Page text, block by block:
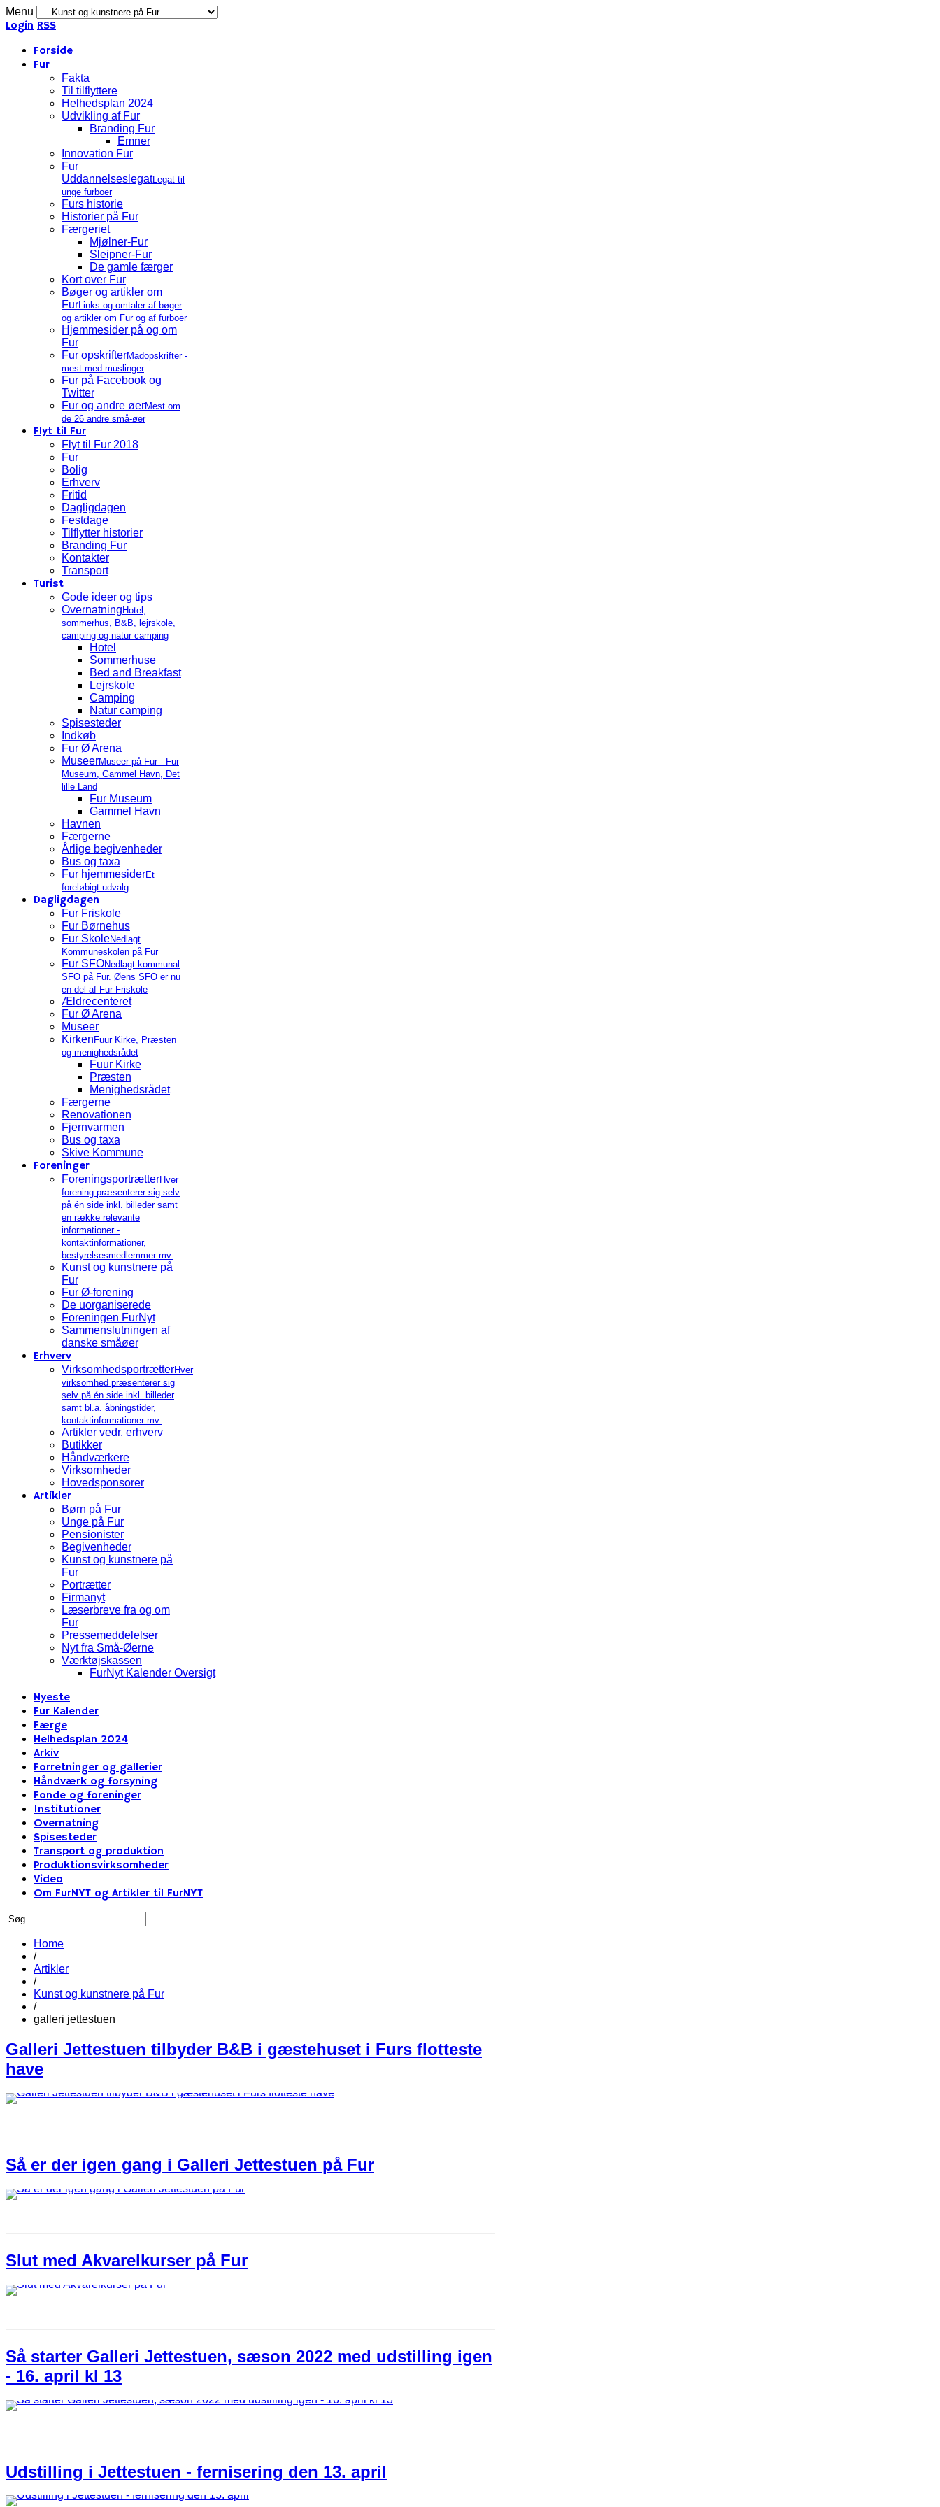
Menu
Login RSS
Forside
Fur
Fakta
Til tilflyttere
Helhedsplan 2024
Udvikling af Fur
Branding Fur
Emner
Innovation Fur
Fur
UddannelseslegatLegat til
unge furboer
Furs historie
Historier på Fur
Færgeriet
Mjølner-Fur
Sleipner-Fur
De gamle færger
Kort over Fur
Bøger og artikler om
FurLinks og omtaler af bøger
og artikler om Fur og af furboer
Hjemmesider på og om
Fur
Fur opskrifterMadopskrifter -
mest med muslinger
Fur på Facebook og
Twitter
Fur og andre øerMest om
de 26 andre små-øer
Flyt til Fur
Flyt til Fur 2018
Fur
Bolig
Erhverv
Fritid
Dagligdagen
Festdage
Tilflytter historier
Branding Fur
Kontakter
Transport
Turist
Gode ideer og tips
Overnatning Hotel,
sommerhus, B&B, lejrskole,
camping og natur camping
Hotel
Sommerhuse
Bed and Breakfast
Lejrskole
Camping
Natur camping
Spisesteder
Indkøb
Fur Ø Arena
MuseerMuseer på Fur - Fur
Museum, Gammel Havn, Det
lille Land
Fur Museum
Gammel Havn
Havnen
Færgerne
Årlige begivenheder
Bus og taxa
Fur hjemmesiderEt
foreløbigt udvalg
Dagligdagen
Fur Friskole
Fur Børnehus
Fur SkoleNedlagt
Kommuneskolen på Fur
Fur SFONedlagt kommunal
SFO på Fur. Øens SFO er nu
en del af Fur Friskole
Ældrecenteret
Fur Ø Arena
Museer
Kirken Fuur Kirke, Præsten
og menighedsrådet
Fuur Kirke
Præsten
Menighedsrådet
Færgerne
Renovationen
Fjernvarmen
Bus og taxa
Skive Kommune
Foreninger
ForeningsportrætterHver
forening præsenterer sig selv
på én side inkl. billeder samt
en række relevante
informationer -
kontaktinformationer,
bestyrelsesmedlemmer mv.
Kunst og kunstnere på
Fur
Fur Ø-forening
De uorganiserede
Foreningen FurNyt
Sammenslutningen af
danske småøer
Erhverv
VirksomhedsportrætterHver
virksomhed præsenterer sig
selv på én side inkl. billeder
samt bl.a. åbningstider,
kontaktinformationer mv.
Artikler vedr. erhverv
Butikker
Håndværkere
Virksomheder
Hovedsponsorer
Artikler
Børn på Fur
Unge på Fur
Pensionister
Begivenheder
Kunst og kunstnere på
Fur
Portrætter
Firmanyt
Læserbreve fra og om
Fur
Pressemeddelelser
Nyt fra Små-Øerne
Værktøjskassen
FurNyt Kalender Oversigt
Nyeste
Fur Kalender
Færge
Helhedsplan 2024
Arkiv
Forretninger og gallerier
Håndværk og forsyning
Fonde og foreninger
Institutioner
Overnatning
Spisesteder
Transport og produktion
Produktionsvirksomheder
Video
Om FurNYT og Artikler til FurNYT
Home
/
Artikler
/
Kunst og kunstnere på Fur
/
galleri jettestuen
Galleri Jettestuen tilbyder B&B i gæstehuset i Furs flotteste
have
Så er der igen gang i Galleri Jettestuen på Fur
Slut med Akvarelkurser på Fur
Så starter Galleri Jettestuen, sæson 2022 med udstilling igen
- 16. april kl 13
Udstilling i Jettestuen - fernisering den 13. april